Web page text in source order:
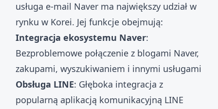
usługa e-mail Naver ma największy udział w
rynku w Korei. Jej funkcje obejmują:
Integracja ekosystemu Naver:
Bezproblemowe połączenie z blogami Naver,
zakupami, wyszukiwaniem i innymi usługami
Obsługa LINE: Głęboka integracja z
popularną aplikacją komunikacyjną LINE